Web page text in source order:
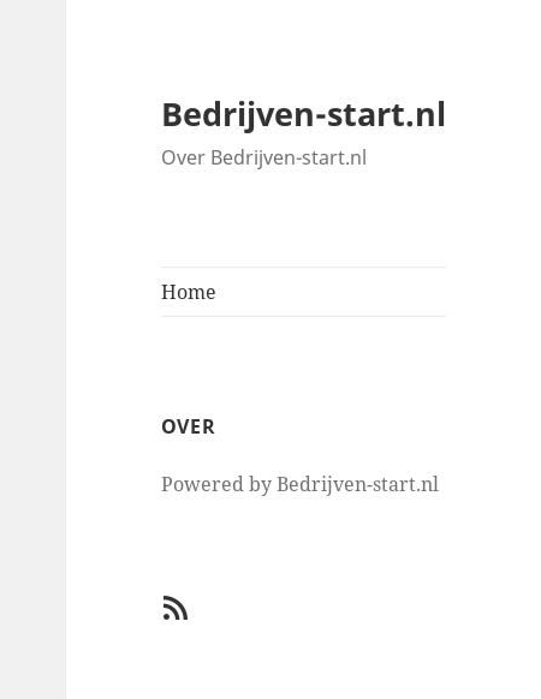
Bedrijven-start.nl
Over Bedrijven-start.nl
Home
OVER
Powered by Bedrijven-start.nl
RSS